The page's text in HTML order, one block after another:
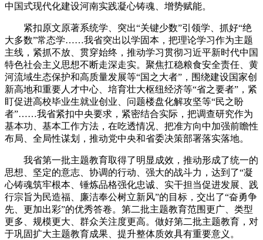
中国式现代化建设河南实践凝心铸魂、增势赋能。
紧扣原文原著系统学、突出“关键少数”引领学、抓好“绝
大多数”常态学……我省突出以学固本，把理论学习作为主题
主线，紧抓不放、贯穿始终，推动学习贯彻习近平新时代中国
特色社会主义思想不断走深走实。聚焦扛稳粮食安全责任、黄
河流域生态保护和高质量发展等“国之大者”，围绕建设国家创
新高地和重要人才中心、培育壮大枢纽经济等“省之要者”，紧
盯促进高校毕业生就业创业、问题楼盘化解攻坚等“民之盼
者”……我省紧扣中央要求，紧密结合实际，把调查研究作为
基本功、基本工作方法，在吃透情况、把准方向中加强前瞻性
布局、全局性谋划，推动党中央和省委决策部署落实落地。
我省第一批主题教育取得了明显成效，推动形成了统一的
思想、坚定的意志、协调的行动、强大的战斗力，达到了“凝
心铸魂筑牢根本、锤炼品格强化忠诚、实干担当促进发展、践
行宗旨为民造福、廉洁奉公树立新风”的目标，交出了“奋勇争
先、更加出彩”的优秀答卷。第二批主题教育范围更广、类型
更多、规模更大、群众关注度更高。做好第二批主题教育，对
于巩固扩大主题教育成果、提升整体质效具有重要意义。